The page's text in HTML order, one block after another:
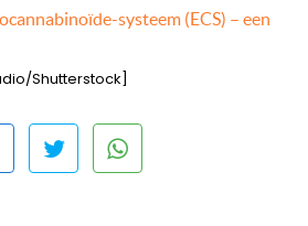
systeem (ECS) – een
Shutterstock]